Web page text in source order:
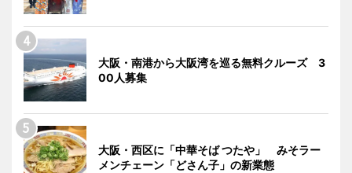
大阪・南港から大阪湾を巡る無料クルーズ 3
00人募集
大阪・西区に「中華そば つたや」 みそラー
メンチェーン「どさん子」の新業態